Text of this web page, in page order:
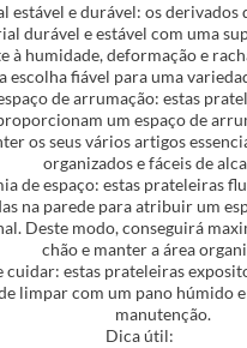
estável e durável: os derivados
durável e estável com uma
à humidade, deformação e
escolha fiável para uma
de arrumação: estas
um espaço de
os seus vários artigos
organizados e fáceis de
de espaço: estas prateleiras
na parede para atribuir um
Deste modo, conseguirá
chão e manter a área
cuidar: estas prateleiras
limpar com um pano húmido
manutenção.
Dica útil: